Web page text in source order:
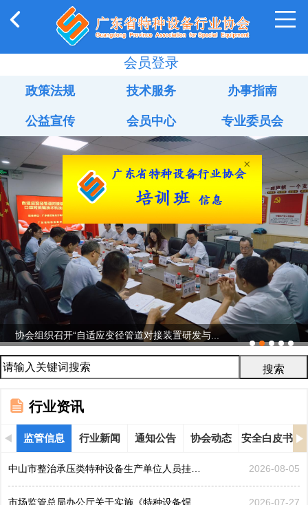
会员登录
政策法规 技术服务 办事指南
公益宣传 会员中心 专业委员会
协会组织召开“自适应变径管道对接装置研发与...
行业资讯
监管信息 行业新闻 通知公告 协会动态 安全白皮书
中山市整治承压类特种设备生产单位人员挂靠、临时凑岗、... 2026-08-05
市场监管总局办公厅关于实施《特种设备焊接操作人员考核... 2026-07-27
×